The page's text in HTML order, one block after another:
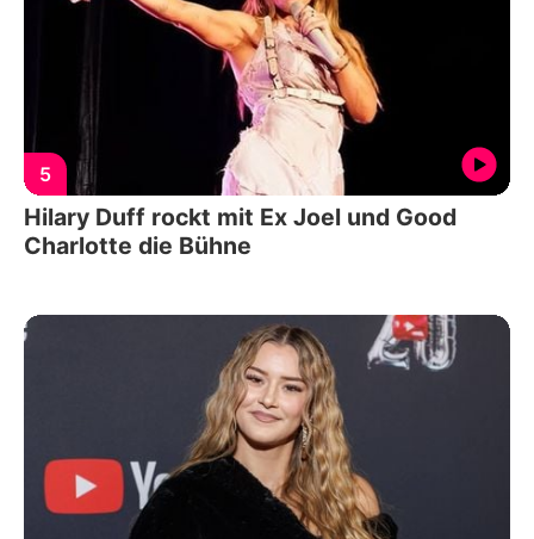
5
Hilary Duff rockt mit Ex Joel und Good
Charlotte die Bühne